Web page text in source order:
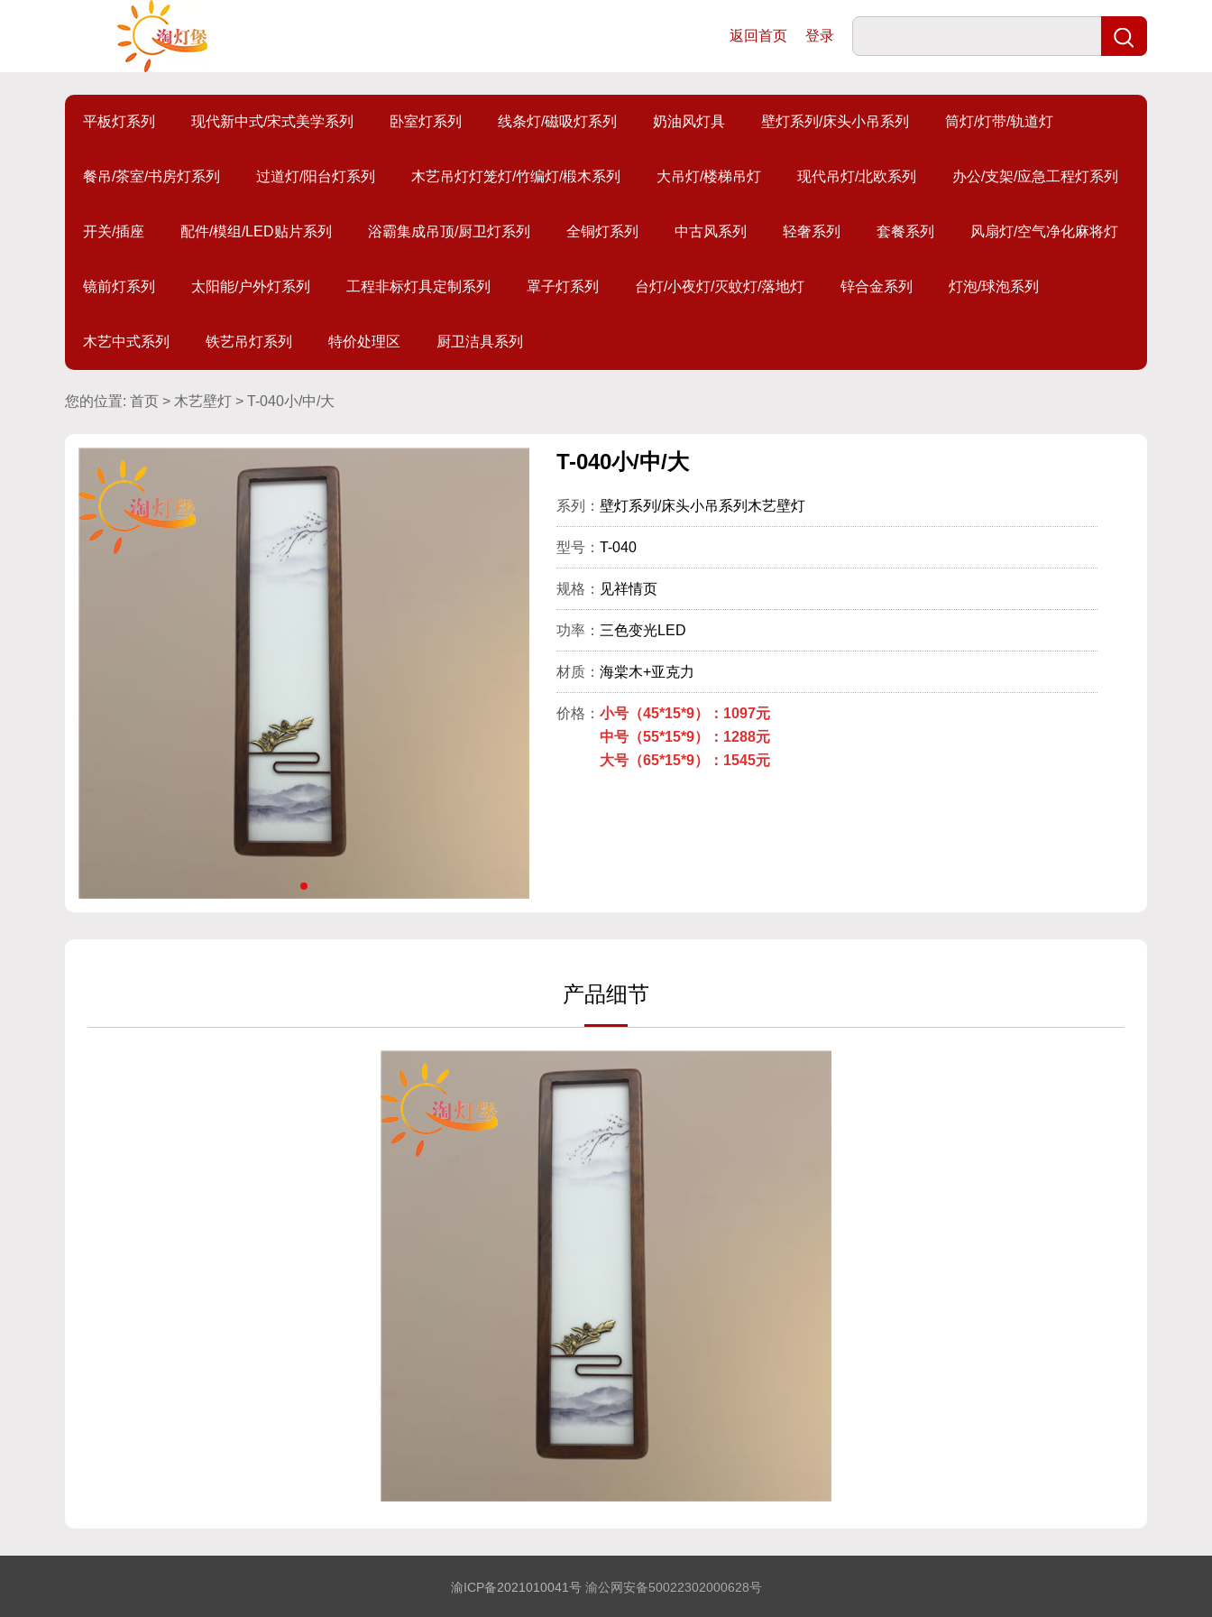
返回首页 登录
平板灯系列 现代新中式/宋式美学系列 卧室灯系列 线条灯/磁吸灯系列 奶油风灯具 壁灯系列/床头小吊系列 筒灯/灯带/轨道灯
餐吊/茶室/书房灯系列 过道灯/阳台灯系列 木艺吊灯灯笼灯/竹编灯/椴木系列 大吊灯/楼梯吊灯 现代吊灯/北欧系列 办公/支架/应急工程灯系列
开关/插座 配件/模组/LED贴片系列 浴霸集成吊顶/厨卫灯系列 全铜灯系列 中古风系列 轻奢系列 套餐系列 风扇灯/空气净化麻将灯
镜前灯系列 太阳能/户外灯系列 工程非标灯具定制系列 罩子灯系列 台灯/小夜灯/灭蚊灯/落地灯 锌合金系列 灯泡/球泡系列
木艺中式系列 铁艺吊灯系列 特价处理区 厨卫洁具系列
您的位置: 首页 > 木艺壁灯 > T-040小/中/大
T-040小/中/大
系列： 壁灯系列/床头小吊系列木艺壁灯
型号： T-040
规格： 见祥情页
功率： 三色变光LED
材质： 海棠木+亚克力
价格： 小号（45*15*9）：1097元
中号（55*15*9）：1288元
大号（65*15*9）：1545元
产品细节
渝ICP备2021010041号渝公网安备50022302000628号